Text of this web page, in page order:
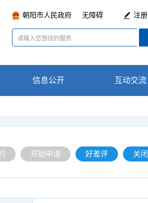
朝阳市人民政府 无障碍 注册
通知公告
征集
最新动态
信息公开 互动交流
开始申请 好差评 关闭